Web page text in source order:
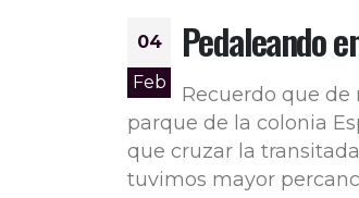
04
Feb
Pedaleando
Recuerdo que
parque de la colonia
que cruzar la
tuvimos mayor